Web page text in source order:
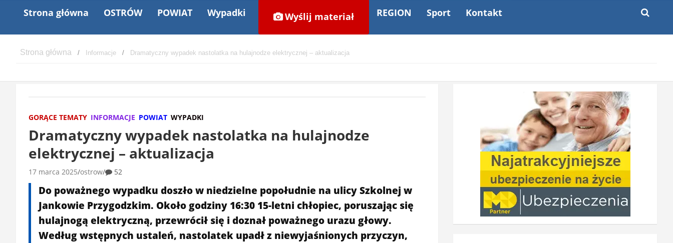
Strona główna OSTRÓW POWIAT Wypadki Wyślij materiał REGION Sport Kontakt
Informacje Dramatyczny wypadek nastolatka na hulajnodze elektrycznej – aktualizacja
GORĄCE TEMATY INFORMACJE POWIAT WYPADKI
Dramatyczny wypadek nastolatka na hulajnodze
elektrycznej – aktualizacja
17 marca 2025 ostrow 52
Do poważnego wypadku doszło w niedzielne popołudnie na ulicy Szkolnej w
Jankowie Przygodzkim. Około godziny 16:30 15-letni chłopiec, poruszając się
hulajnogą elektryczną, przewrócił się i doznał poważnego urazu głowy.
Według wstępnych ustaleń, nastolatek upadł z niewyjaśnionych przyczyn,